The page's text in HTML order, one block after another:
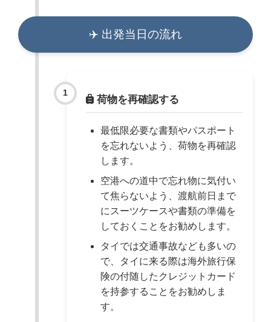
✈️ 出発当日の流れ
荷物を再確認する
最低限必要な書類やパスポート
を忘れないよう、荷物を再確認
します。
空港への道中で忘れ物に気付い
て焦らないよう、渡航前日まで
にスーツケースや書類の準備を
しておくことをお勧めします。
タイでは交通事故なども多いの
で、タイに来る際は海外旅行保
険の付随したクレジットカード
を持参することをお勧めしま
す。